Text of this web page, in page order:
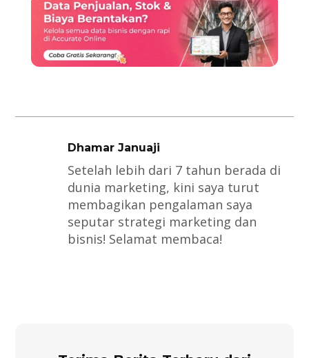
Dhamar Januaji
Setelah lebih dari 7 tahun berada di
dunia marketing, kini saya turut
membagikan pengalaman saya
seputar strategi marketing dan
bisnis! Selamat membaca!